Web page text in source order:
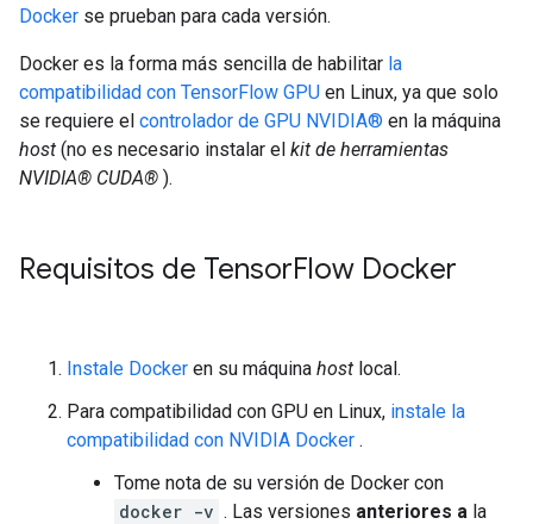
Docker se prueban para cada versión.
Docker es la forma más sencilla de habilitar la
compatibilidad con TensorFlow GPU en Linux, ya que solo
se requiere el controlador de GPU NVIDIA® en la máquina
host (no es necesario instalar el kit de herramientas
NVIDIA® CUDA® ).
Requisitos de TensorFlow Docker
Instale Docker en su máquina host local.
Para compatibilidad con GPU en Linux, instale la
compatibilidad con NVIDIA Docker .
Tome nota de su versión de Docker con
docker -v . Las versiones anteriores a la